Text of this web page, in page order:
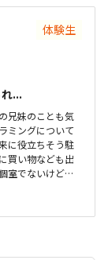
体験生
...
兄妹のことも気
ミングについて
に役立ちそう駐
買い物なども出
室でないけどパ
生的であった他
たが子どもなの
なか辛いところ
ているので抵